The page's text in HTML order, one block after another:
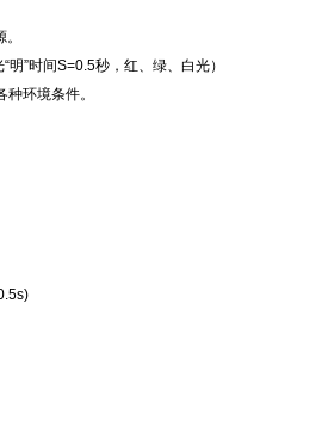
“明”时间S=0.5秒，红、绿、白光）
种环境条件。